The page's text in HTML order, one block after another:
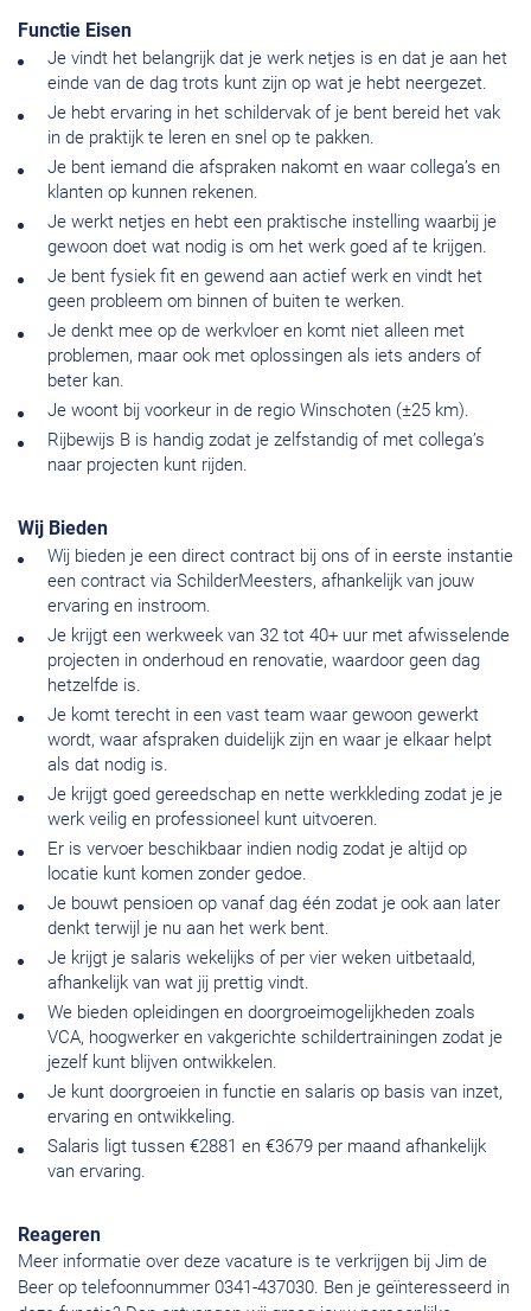
Functie Eisen
Je vindt het belangrijk dat je werk netjes is en dat je aan het
einde van de dag trots kunt zijn op wat je hebt neergezet.
Je hebt ervaring in het schildervak of je bent bereid het vak
in de praktijk te leren en snel op te pakken.
Je bent iemand die afspraken nakomt en waar collega’s en
klanten op kunnen rekenen.
Je werkt netjes en hebt een praktische instelling waarbij je
gewoon doet wat nodig is om het werk goed af te krijgen.
Je bent fysiek fit en gewend aan actief werk en vindt het
geen probleem om binnen of buiten te werken.
Je denkt mee op de werkvloer en komt niet alleen met
problemen, maar ook met oplossingen als iets anders of
beter kan.
Je woont bij voorkeur in de regio Winschoten (±25 km).
Rijbewijs B is handig zodat je zelfstandig of met collega’s
naar projecten kunt rijden.
Wij Bieden
Wij bieden je een direct contract bij ons of in eerste instantie
een contract via SchilderMeesters, afhankelijk van jouw
ervaring en instroom.
Je krijgt een werkweek van 32 tot 40+ uur met afwisselende
projecten in onderhoud en renovatie, waardoor geen dag
hetzelfde is.
Je komt terecht in een vast team waar gewoon gewerkt
wordt, waar afspraken duidelijk zijn en waar je elkaar helpt
als dat nodig is.
Je krijgt goed gereedschap en nette werkkleding zodat je je
werk veilig en professioneel kunt uitvoeren.
Er is vervoer beschikbaar indien nodig zodat je altijd op
locatie kunt komen zonder gedoe.
Je bouwt pensioen op vanaf dag één zodat je ook aan later
denkt terwijl je nu aan het werk bent.
Je krijgt je salaris wekelijks of per vier weken uitbetaald,
afhankelijk van wat jij prettig vindt.
We bieden opleidingen en doorgroeimogelijkheden zoals
VCA, hoogwerker en vakgerichte schildertrainingen zodat je
jezelf kunt blijven ontwikkelen.
Je kunt doorgroeien in functie en salaris op basis van inzet,
ervaring en ontwikkeling.
Salaris ligt tussen €2881 en €3679 per maand afhankelijk
van ervaring.
Reageren
Meer informatie over deze vacature is te verkrijgen bij Jim de
Beer op telefoonnummer 0341-437030. Ben je geïnteresseerd in